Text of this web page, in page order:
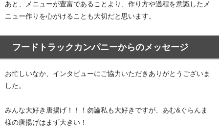
あと、メニューが豊富であることより、作り方や過程を意識したメ
ニュー作りを心がけることも大切だと思います。
フードトラックカンパニーからのメッセージ
お忙しいなか、インタビューにご協力いただきありがとうございま
した。
みんな大好き唐揚げ！！！勿論私も大好きですが、あむ&ぐらんま
様の唐揚げはまず大きい！